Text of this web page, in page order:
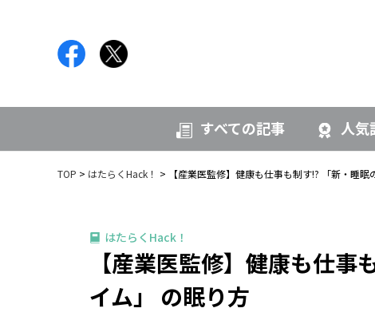
すべての記事 人気
TOP はたらくHack！ 【産業医監修】健康も仕事も制す!? 「新・睡
はたらくHack！
【産業医監修】健康も仕
イム」 の眠り方